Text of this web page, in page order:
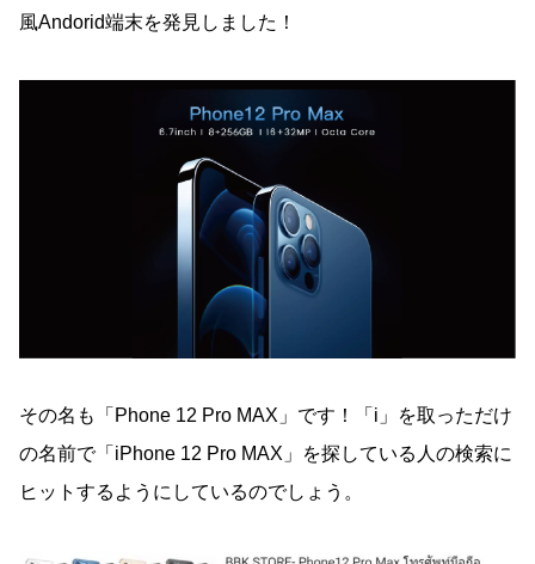
風Andorid端末を発見しました！
その名も「Phone 12 Pro MAX」です！「i」を取っただけ
の名前で「iPhone 12 Pro MAX」を探している人の検索に
ヒットするようにしているのでしょう。